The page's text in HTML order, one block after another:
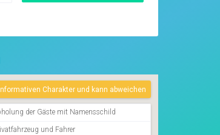
Charakter und kann abweichen
der Gäste mit Namensschild
und Fahrer